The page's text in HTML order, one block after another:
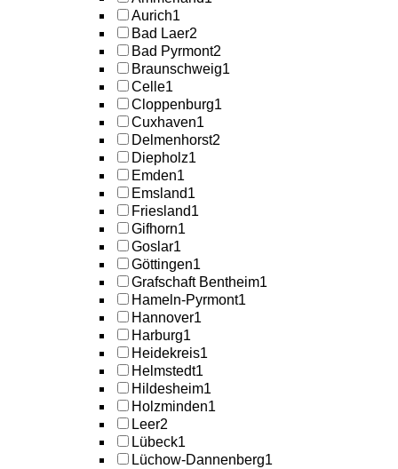
Aurich1
Bad Laer2
Bad Pyrmont2
Braunschweig1
Celle1
Cloppenburg1
Cuxhaven1
Delmenhorst2
Diepholz1
Emden1
Emsland1
Friesland1
Gifhorn1
Goslar1
Göttingen1
Grafschaft Bentheim1
Hameln-Pyrmont1
Hannover1
Harburg1
Heidekreis1
Helmstedt1
Hildesheim1
Holzminden1
Leer2
Lübeck1
Lüchow-Dannenberg1